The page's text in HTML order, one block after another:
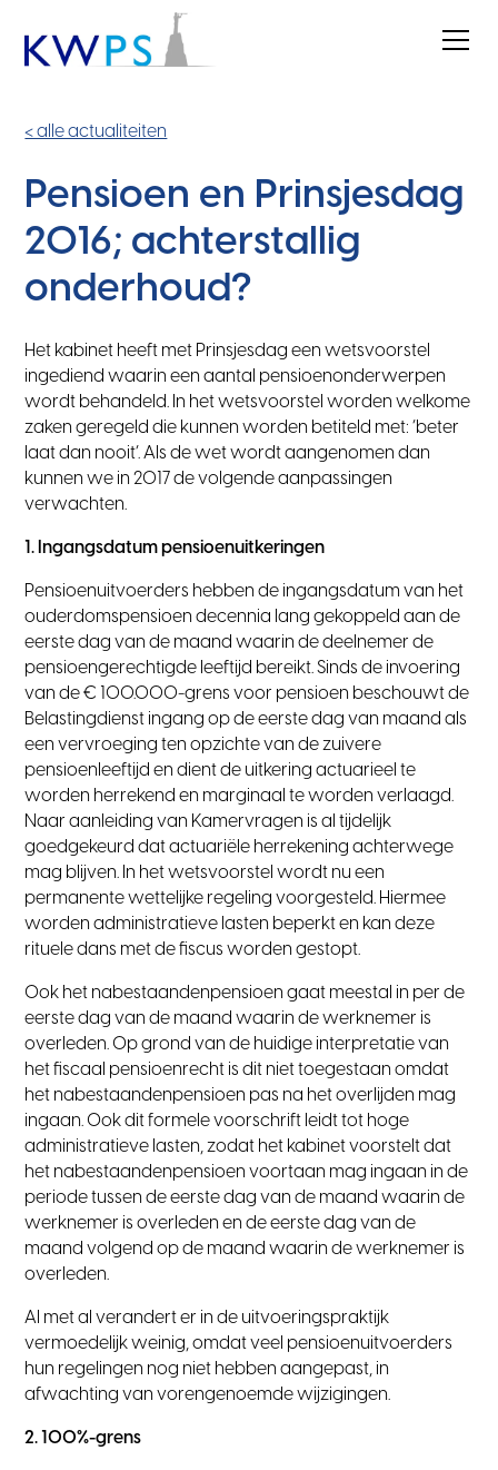
< alle actualiteiten
Pensioen en Prinsjesdag
2016; achterstallig
onderhoud?
Het kabinet heeft met Prinsjesdag een wetsvoorstel
ingediend waarin een aantal pensioenonderwerpen
wordt behandeld. In het wetsvoorstel worden welkome
zaken geregeld die kunnen worden betiteld met: ‘beter
laat dan nooit’. Als de wet wordt aangenomen dan
kunnen we in 2017 de volgende aanpassingen
verwachten.
1. Ingangsdatum pensioenuitkeringen
Pensioenuitvoerders hebben de ingangsdatum van het
ouderdomspensioen decennia lang gekoppeld aan de
eerste dag van de maand waarin de deelnemer de
pensioengerechtigde leeftijd bereikt. Sinds de invoering
van de € 100.000-grens voor pensioen beschouwt de
Belastingdienst ingang op de eerste dag van maand als
een vervroeging ten opzichte van de zuivere
pensioenleeftijd en dient de uitkering actuarieel te
worden herrekend en marginaal te worden verlaagd.
Naar aanleiding van Kamervragen is al tijdelijk
goedgekeurd dat actuariële herrekening achterwege
mag blijven. In het wetsvoorstel wordt nu een
permanente wettelijke regeling voorgesteld. Hiermee
worden administratieve lasten beperkt en kan deze
rituele dans met de fiscus worden gestopt.
Ook het nabestaandenpensioen gaat meestal in per de
eerste dag van de maand waarin de werknemer is
overleden. Op grond van de huidige interpretatie van
het fiscaal pensioenrecht is dit niet toegestaan omdat
het nabestaandenpensioen pas na het overlijden mag
ingaan. Ook dit formele voorschrift leidt tot hoge
administratieve lasten, zodat het kabinet voorstelt dat
het nabestaandenpensioen voortaan mag ingaan in de
periode tussen de eerste dag van de maand waarin de
werknemer is overleden en de eerste dag van de
maand volgend op de maand waarin de werknemer is
overleden.
Al met al verandert er in de uitvoeringspraktijk
vermoedelijk weinig, omdat veel pensioenuitvoerders
hun regelingen nog niet hebben aangepast, in
afwachting van vorengenoemde wijzigingen.
2. 100%-grens